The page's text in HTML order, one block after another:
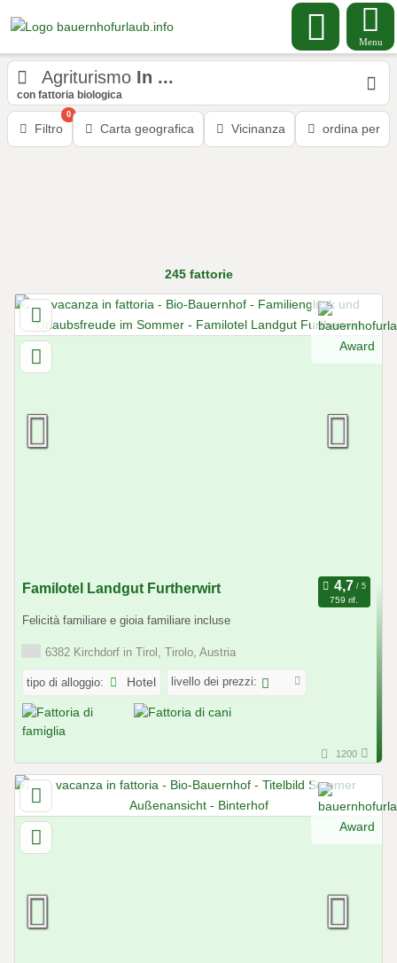
Menu
Agriturismo In ...
con fattoria biologica
Filtro
0
Carta geografica Vicinanza ordina per
245fattorie
Familotel Landgut Furtherwirt
759 rif.
Felicità familiare e gioia familiare incluse
6382 Kirchdorf in Tirol, Tirolo, Austria
tipo di alloggio: Hotel livello dei prezzi:
1200